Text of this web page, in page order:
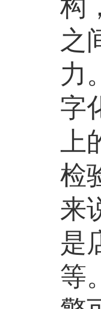
构
之
力
字
检
来
是
等